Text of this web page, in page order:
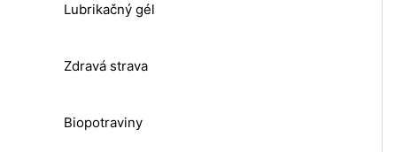
Lubrikačný gél
Zdravá strava
Biopotraviny